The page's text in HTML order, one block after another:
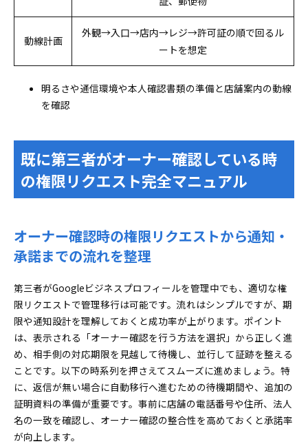
動線計画
外観→入口→店内→レジ→許可証の順で回るル
ートを想定
明るさや通信環境や本人確認書類の準備と店舗案内の動線
を確認
既に第三者がオーナー確認している時
の権限リクエスト完全マニュアル
オーナー確認時の権限リクエストから通知・
承諾までの流れを整理
第三者がGoogleビジネスプロフィールを管理中でも、適切な権
限リクエストで管理移行は可能です。流れはシンプルですが、期
限や通知設計を理解しておくと成功率が上がります。ポイント
は、表示される「オーナー確認を行う方法を選択」から正しく進
め、相手側の対応期限を見越して待機し、並行して証跡を整える
ことです。以下の時系列を押さえてスムーズに進めましょう。特
に、返信が無い場合に自動移行へ進むための待機期間や、追加の
証明資料の準備が重要です。事前に店舗の電話番号や住所、法人
名の一致を確認し、オーナー確認の整合性を高めておくと承諾率
が向上します。